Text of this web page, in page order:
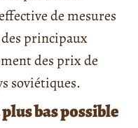
de mesures
principaux
des prix de
soviétiques.
bas possible